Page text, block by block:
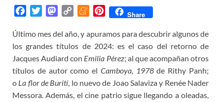
c
e
b
o
o
k
i
t
t
e
r
M
s
t
o
d
o
n
p
y
L
i
n
k
M
n
e
a
m
e
P
n
t
e
r
e
s
Share
Último mes del año, y apuramos para descubrir algunos de
los grandes títulos de 2024: es el caso del retorno de
Jacques Audiard con Emilia Pérez; al que acompañan otros
títulos de autor como el Camboya, 1978de Rithy Panh;
o La flor de Burití, lo nuevo de Joao Salaviza y Renée Nader
Messora. Además, el cine patrio sigue llegando a oleadas,